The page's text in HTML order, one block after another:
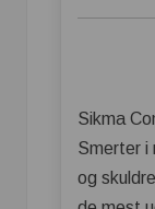
Sikma
Smerter i
og